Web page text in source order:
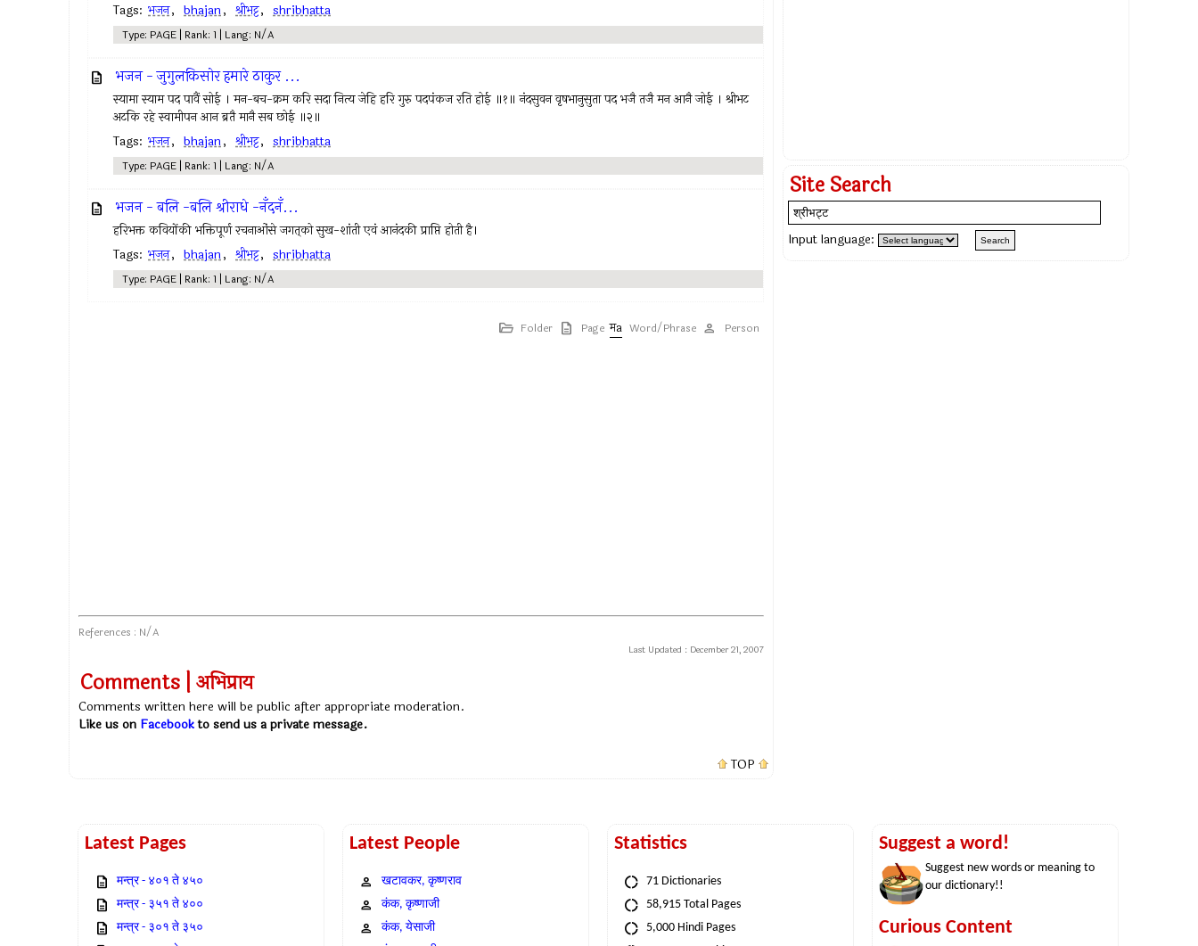
Tags: भजन, bhajan, श्रीभट्ट, shribhatta
Type: PAGE | Rank: 1 | Lang: N/A
भजन - जुगुलकिसोर हमारे ठाकुर ...
स्यामा स्याम पद पावैं सोई । मन-बच-क्रम करि सदा नित्य जेहि हरि गुरु पदपंकज रति होई ॥१॥ नंदसुवन वृषभानुसुता पद भजै तजै मन आनै जोई । श्रीभट
अटकि रहे स्वामीपन आन ब्रतै मानै सब छोई ॥२॥
Tags: भजन, bhajan, श्रीभट्ट, shribhatta
Type: PAGE | Rank: 1 | Lang: N/A
भजन - बलि -बलि श्रीराधे -नँदनँ...
हरिभक्त कवियोंकी भक्तिपूर्ण रचनाओंसे जगत्‌को सुख-शांती एवं आनंदकी प्राप्ति होती है।
Tags: भजन, bhajan, श्रीभट्ट, shribhatta
Type: PAGE | Rank: 1 | Lang: N/A
Folder Page Word/Phrase Person
References : N/A
Last Updated : December 21, 2007
Comments | अभिप्राय
Comments written here will be public after appropriate moderation.
Like us on Facebookto send us a private message.
TOP
Site Search
Input language:
Latest Pages
मन्त्र - ४०१ ते ४५०
मन्त्र - ३५१ ते ४००
मन्त्र - ३०१ ते ३५०
Latest People
खटावकर, कृष्णराव
कंक, कृष्णाजी
कंक, येसाजी
Statistics
71 Dictionaries
58,915 Total Pages
5,000 Hindi Pages
Suggest a word!
Suggest new words or meaning to
our dictionary!!
Curious Content